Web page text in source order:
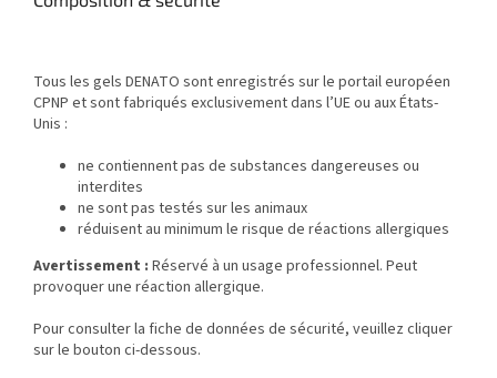
Tous les gels DENATO sont enregistrés sur le portail européen
CPNP et sont fabriqués exclusivement dans l’UE ou aux États-
Unis :
ne contiennent pas de substances dangereuses ou
interdites
ne sont pas testés sur les animaux
réduisent au minimum le risque de réactions allergiques
Avertissement : Réservé à un usage professionnel. Peut
provoquer une réaction allergique.
Pour consulter la fiche de données de sécurité, veuillez cliquer
sur le bouton ci-dessous.